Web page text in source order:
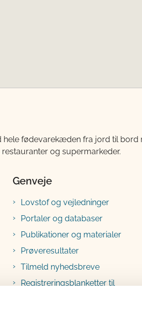
fødevarekæden fra jord til
og supermarkeder.
Genveje
Lovstof og vejledninger
Portaler og databaser
Publikationer og materialer
Prøveresultater
Tilmeld nyhedsbreve
Registreringsblanketter til